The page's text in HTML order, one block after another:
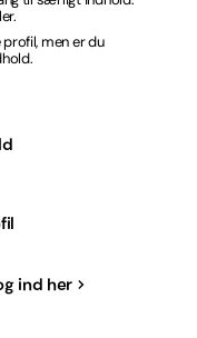
men er du
ind her